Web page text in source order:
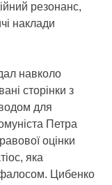
резонанс,
наклади
навколо
сторінки з
для
Петра
оцінки
яка
фалосом. Цибенко